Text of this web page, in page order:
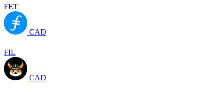
FET
CAD
FIL
CAD